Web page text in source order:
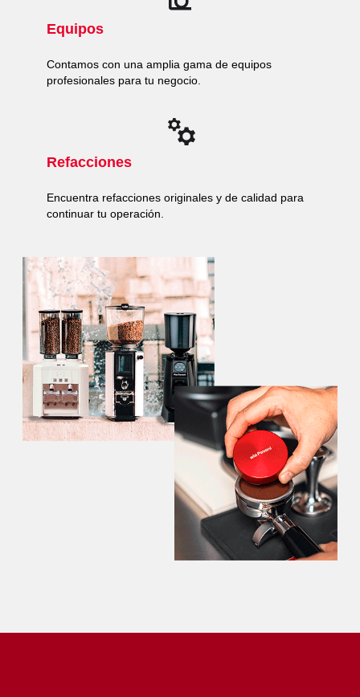
Equipos
Contamos con una amplia gama de equipos
profesionales para tu negocio.
Refacciones
Encuentra refacciones originales y de calidad para
continuar tu operación.